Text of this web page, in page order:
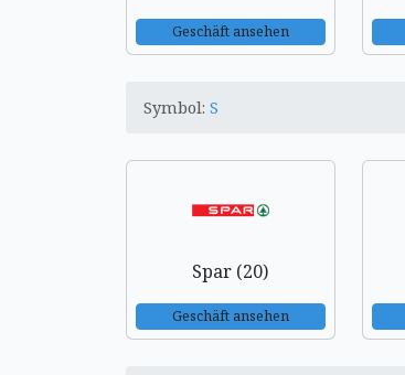
Geschäft ansehen
Symbol: S
Spar (20)
Geschäft ansehen